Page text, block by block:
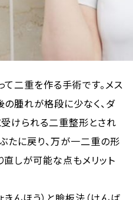
二重を作る手術です。メス
腫れが格段に少なく、ダ
けられる二重整形とされ
たに戻り、万が一二重の形
しが可能な点もメリット